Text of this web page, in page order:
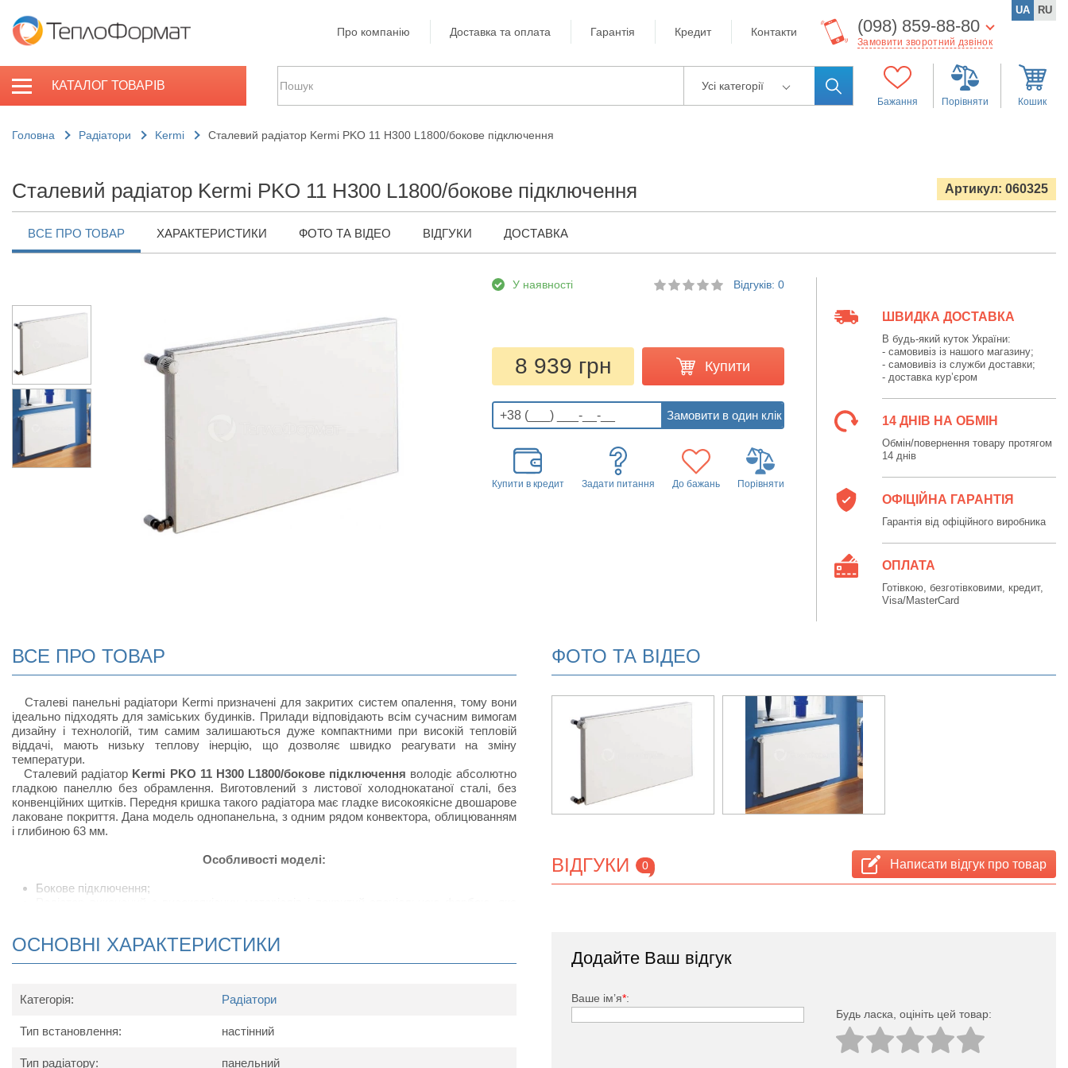
Про компанію Доставка та оплата Гарантія Кредит Контакти (098) 859-88-80
Замовити зворотний дзвінок
UA RU
КАТАЛОГ ТОВАРІВ Усі категорії
Бажання Порівняти Кошик
Головна Радіатори Kermi Сталевий радіатор Kermi PKO 11 H300 L1800/бокове підключення
Сталевий радіатор Kermi PKO 11 H300 L1800/бокове підключення Артикул: 060325
ВСЕ ПРО ТОВАР ХАРАКТЕРИСТИКИ ФОТО ТА ВІДЕО ВІДГУКИ ДОСТАВКА
У наявності Відгуків: 0
8 939 грн Купити
Купити в кредит Задати питання До бажань Порівняти
ШВИДКА ДОСТАВКА
В будь-який куток України:
- самовивіз із нашого магазину;
- самовивіз із служби доставки;
- доставка кур’єром
14 ДНІВ НА ОБМІН
Обмін/повернення товару протягом
14 днів
ОФІЦІЙНА ГАРАНТІЯ
Гарантія від офіційного виробника
ОПЛАТА
Готівкою, безготівковими, кредит,
Visa/MasterCard
ВСЕ ПРО ТОВАР
Сталеві панельні радіатори Kermi призначені для закритих систем опалення, тому вони
ідеально підходять для заміських будинків. Прилади відповідають всім сучасним вимогам
дизайну і технологій, тим самим залишаються дуже компактними при високій тепловій
віддачі, мають низьку теплову інерцію, що дозволяє швидко реагувати на зміну
температури.
Сталевий радіатор Kermi PKO 11 H300 L1800/бокове підключення володіє абсолютно
гладкою панеллю без обрамлення. Виготовлений з листової холоднокатаної сталі, без
конвенційних щитків. Передня кришка такого радіатора має гладке високоякісне двошарове
лаковане покриття. Дана модель однопанельна, з одним рядом конвектора, облицюванням
і глибиною 63 мм.
Особливості моделі:
Бокове підключення;
своєрідних П-подібних виступів, набагато збільшують конвенцію повітряних потоків в
ОСНОВНІ ХАРАКТЕРИСТИКИ
Категорія: Радіатори
Тип встановлення: настінний
Тип радіатору: панельний
ФОТО ТА ВІДЕО
ВІДГУКИ 0 Написати відгук про товар
Додайте Ваш відгук
Ваше ім’я*:
Будь ласка, оцініть цей товар: